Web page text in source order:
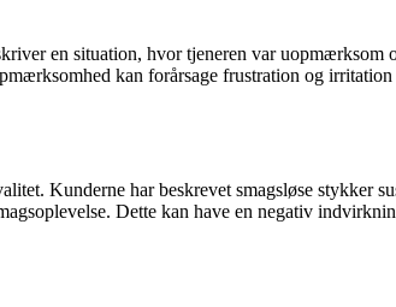
en situation, hvor tjeneren var
kan forårsage frustration og
Kunderne har beskrevet smagsløse stykker
Dette kan have en negativ